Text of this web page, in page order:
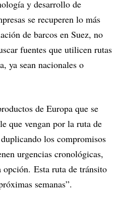
y desarrollo de
se recuperen lo más
de barcos en Suez, no
fuentes que utilicen rutas
ya sean nacionales o
de Europa que se
que vengan por la ruta de
los compromisos
urgencias cronológicas,
Esta ruta de tránsito
semanas”.